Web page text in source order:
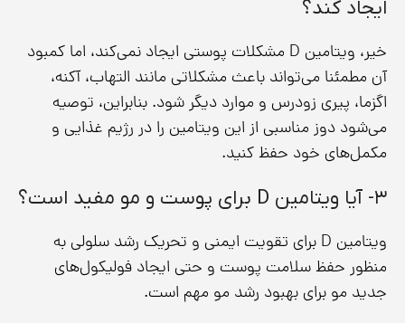
ایجاد کند؟
خیر، ویتامین D مشکلات پوستی ایجاد نمی‌کند، اما کمبود
آن مطمئنا می‌تواند باعث مشکلاتی مانند التهاب، آکنه،
اگزما، پیری زودرس و موارد دیگر شود. بنابراین، توصیه
می‌شود دوز مناسبی از این ویتامین را در رژیم غذایی و
مکمل‌های خود حفظ کنید.
۳- آیا ویتامین D برای پوست و مو مفید است؟
ویتامین D برای تقویت ایمنی و تحریک رشد سلولی به
منظور حفظ سلامت پوست و حتی ایجاد فولیکول‌های
جدید مو برای بهبود رشد مو مهم است.